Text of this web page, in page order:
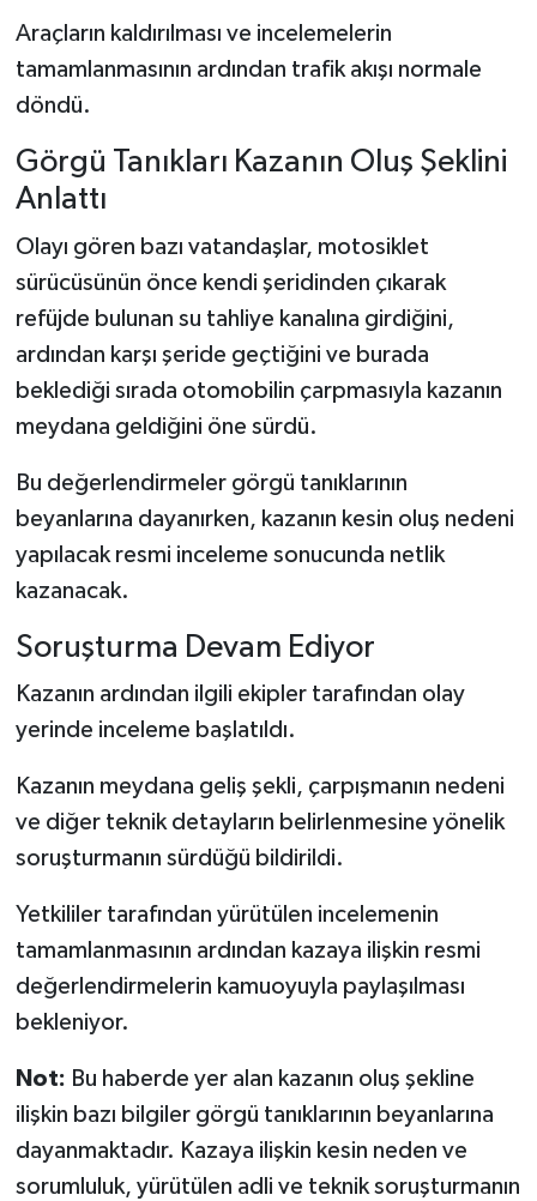
Araçların kaldırılması ve incelemelerin
tamamlanmasının ardından trafik akışı normale
döndü.
Görgü Tanıkları Kazanın Oluş Şeklini
Anlattı
Olayı gören bazı vatandaşlar, motosiklet
sürücüsünün önce kendi şeridinden çıkarak
refüjde bulunan su tahliye kanalına girdiğini,
ardından karşı şeride geçtiğini ve burada
beklediği sırada otomobilin çarpmasıyla kazanın
meydana geldiğini öne sürdü.
Bu değerlendirmeler görgü tanıklarının
beyanlarına dayanırken, kazanın kesin oluş nedeni
yapılacak resmi inceleme sonucunda netlik
kazanacak.
Soruşturma Devam Ediyor
Kazanın ardından ilgili ekipler tarafından olay
yerinde inceleme başlatıldı.
Kazanın meydana geliş şekli, çarpışmanın nedeni
ve diğer teknik detayların belirlenmesine yönelik
soruşturmanın sürdüğü bildirildi.
Yetkililer tarafından yürütülen incelemenin
tamamlanmasının ardından kazaya ilişkin resmi
değerlendirmelerin kamuoyuyla paylaşılması
bekleniyor.
Not: Bu haberde yer alan kazanın oluş şekline
ilişkin bazı bilgiler görgü tanıklarının beyanlarına
dayanmaktadır. Kazaya ilişkin kesin neden ve
sorumluluk, yürütülen adli ve teknik soruşturmanın